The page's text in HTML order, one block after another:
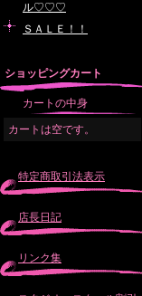
ル♡♡♡
ＳＡＬＥ！！
ショッピングカート
カートの中身
カートは空です。
特定商取引法表示
店長日記
リンク集